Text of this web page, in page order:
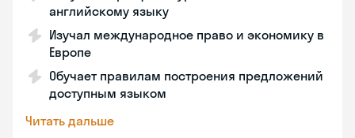
английскому языку
Изучал международное право и экономику в
Европе
Обучает правилам построения предложений
доступным языком
Читать дальше